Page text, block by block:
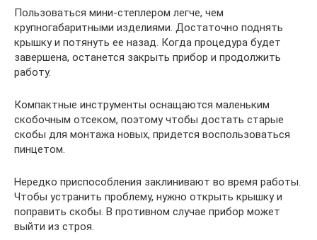
Пользоваться мини-степлером легче, чем
крупногабаритными изделиями. Достаточно поднять
крышку и потянуть ее назад. Когда процедура будет
завершена, останется закрыть прибор и продолжить
работу.
Компактные инструменты оснащаются маленьким
скобочным отсеком, поэтому чтобы достать старые
скобы для монтажа новых, придется воспользоваться
пинцетом.
Нередко приспособления заклинивают во время работы.
Чтобы устранить проблему, нужно открыть крышку и
поправить скобы. В противном случае прибор может
выйти из строя.